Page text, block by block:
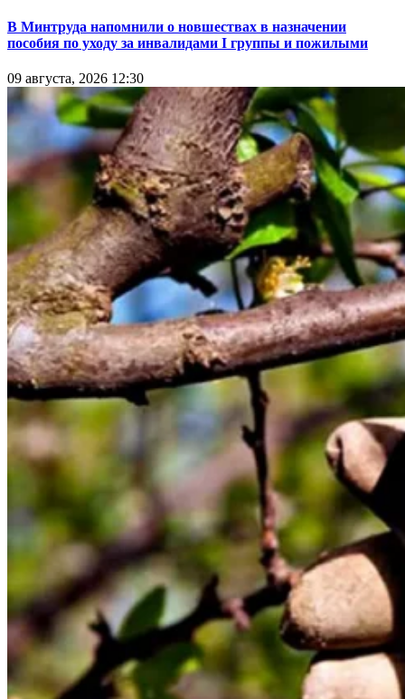
В Минтруда напомнили о новшествах в назначении
пособия по уходу за инвалидами I группы и пожилыми
09 августа, 2026 12:30